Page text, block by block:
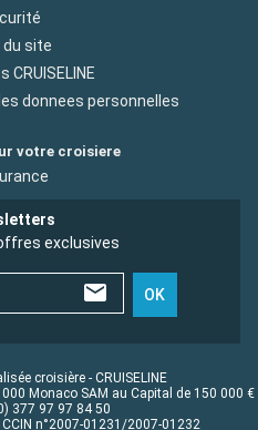
du site
CRUISELINE
donnees personnelles
votre croisiere
exclusives
OK
croisière - CRUISELINE
Monaco SAM au Capital de 150 000 €
377 97 97 84 50
n°2007-01231/2007-01232